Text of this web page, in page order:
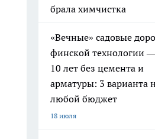
брала химчистка
«Вечные» садовые
финской технологии
10 лет без цемента и
арматуры: 3 варианта
любой бюджет
18 июля